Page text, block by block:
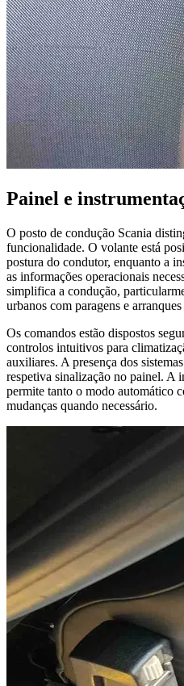
Painel e
O posto de condução Scania
funcionalidade. O volante está
postura do condutor, enquanto a
as informações operacionais
simplifica a condução,
urbanos com paragens e
Os comandos estão dispostos
controlos intuitivos para
auxiliares. A presença dos
respetiva sinalização no painel. A
permite tanto o modo automático
mudanças quando necessário.